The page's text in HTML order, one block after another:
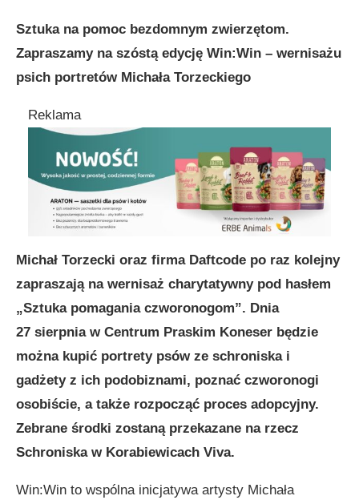
Sztuka na pomoc bezdomnym zwierzętom.
Zapraszamy na szóstą edycję Win:Win – wernisażu
psich portretów Michała Torzeckiego
Reklama
Michał Torzecki oraz firma Daftcode po raz kolejny
zapraszają na wernisaż charytatywny pod hasłem
„Sztuka pomagania czworonogom”. Dnia
27 sierpnia w Centrum Praskim Koneser będzie
można kupić portrety psów ze schroniska i
gadżety z ich podobiznami, poznać czworonogi
osobiście, a także rozpocząć proces adopcyjny.
Zebrane środki zostaną przekazane na rzecz
Schroniska w Korabiewicach Viva.
Win:Win to wspólna inicjatywa artysty Michała